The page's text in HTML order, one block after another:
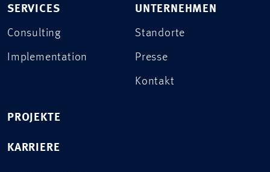
SERVICES
Consulting
Implementation
UNTERNEHMEN
Standorte
Presse
Kontakt
PROJEKTE
KARRIERE